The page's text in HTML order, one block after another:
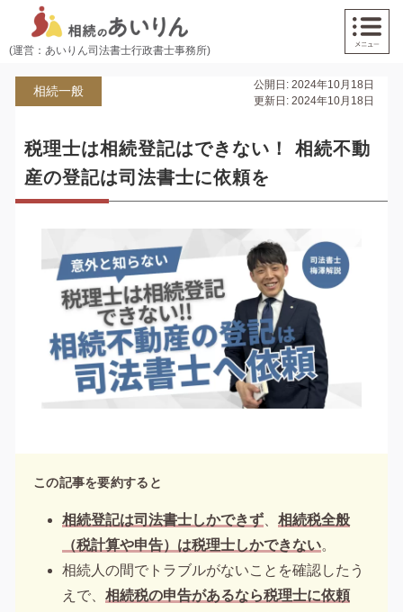
(運営：あいりん司法書士行政書士事務所)
相続一般
公開日: 2024年10月18日
更新日: 2024年10月18日
税理士は相続登記はできない！ 相続不動
産の登記は司法書士に依頼を
この記事を要約すると
相続登記は司法書士しかできず
相続税全般
（税計算や申告）は税理士しかできない。
相続人の間でトラブルがないことを確認したう
えで、 相続税の申告があるなら税理士に依頼